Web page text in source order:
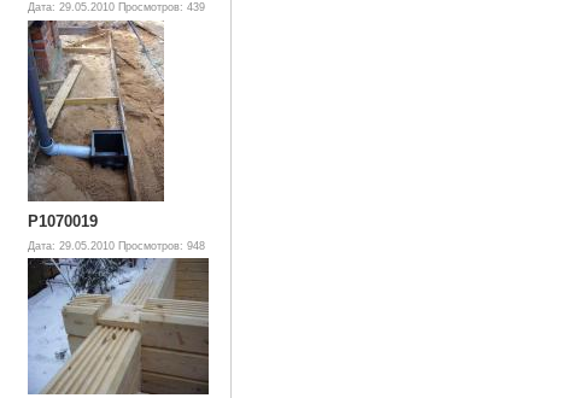
Дата: 29.05.2010 Просмотров: 439
P1070019
Дата: 29.05.2010 Просмотров: 948